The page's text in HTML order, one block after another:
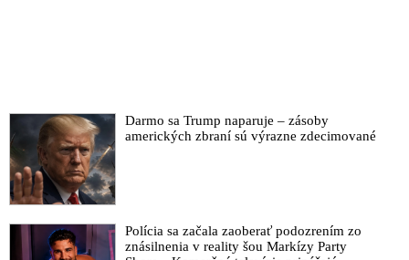
Darmo sa Trump naparuje – zásoby
amerických zbraní sú výrazne zdecimované
Polícia sa začala zaoberať podozrením zo
znásilnenia v reality šou Markízy Party